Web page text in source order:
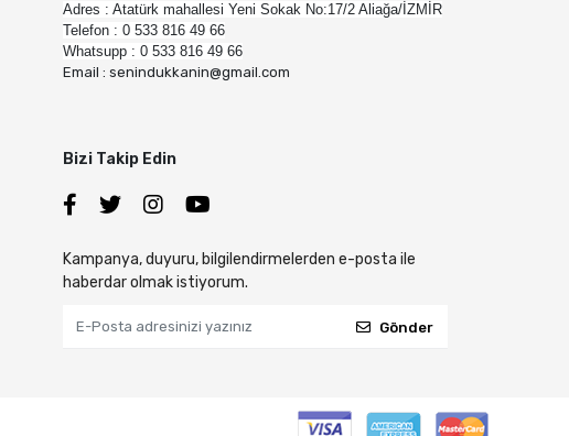
Adres : Atatürk mahallesi Yeni Sokak No:17/2 Aliağa/İZMİR
Telefon : 0 533 816 49 66
Whatsupp : 0 533 816 49 66
Email : senindukkanin@gmail.com
Bizi Takip Edin
Kampanya, duyuru, bilgilendirmelerden e-posta ile
haberdar olmak istiyorum.
Gönder